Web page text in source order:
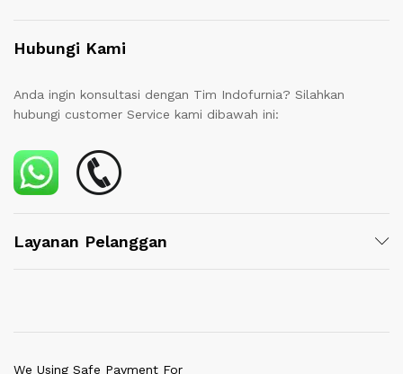
Hubungi Kami
Anda ingin konsultasi dengan Tim Indofurnia? Silahkan
hubungi customer Service kami dibawah ini:
Layanan Pelanggan
We Using Safe Payment For